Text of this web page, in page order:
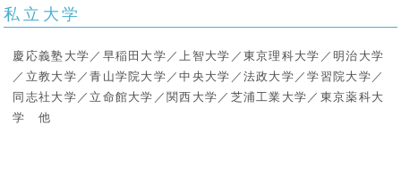
私立大学
慶応義塾大学／早稲田大学／上智大学／東京理科大学／明治大学
／立教大学／青山学院大学／中央大学／法政大学／学習院大学／
同志社大学／立命館大学／関西大学／芝浦工業大学／東京薬科大
学 他